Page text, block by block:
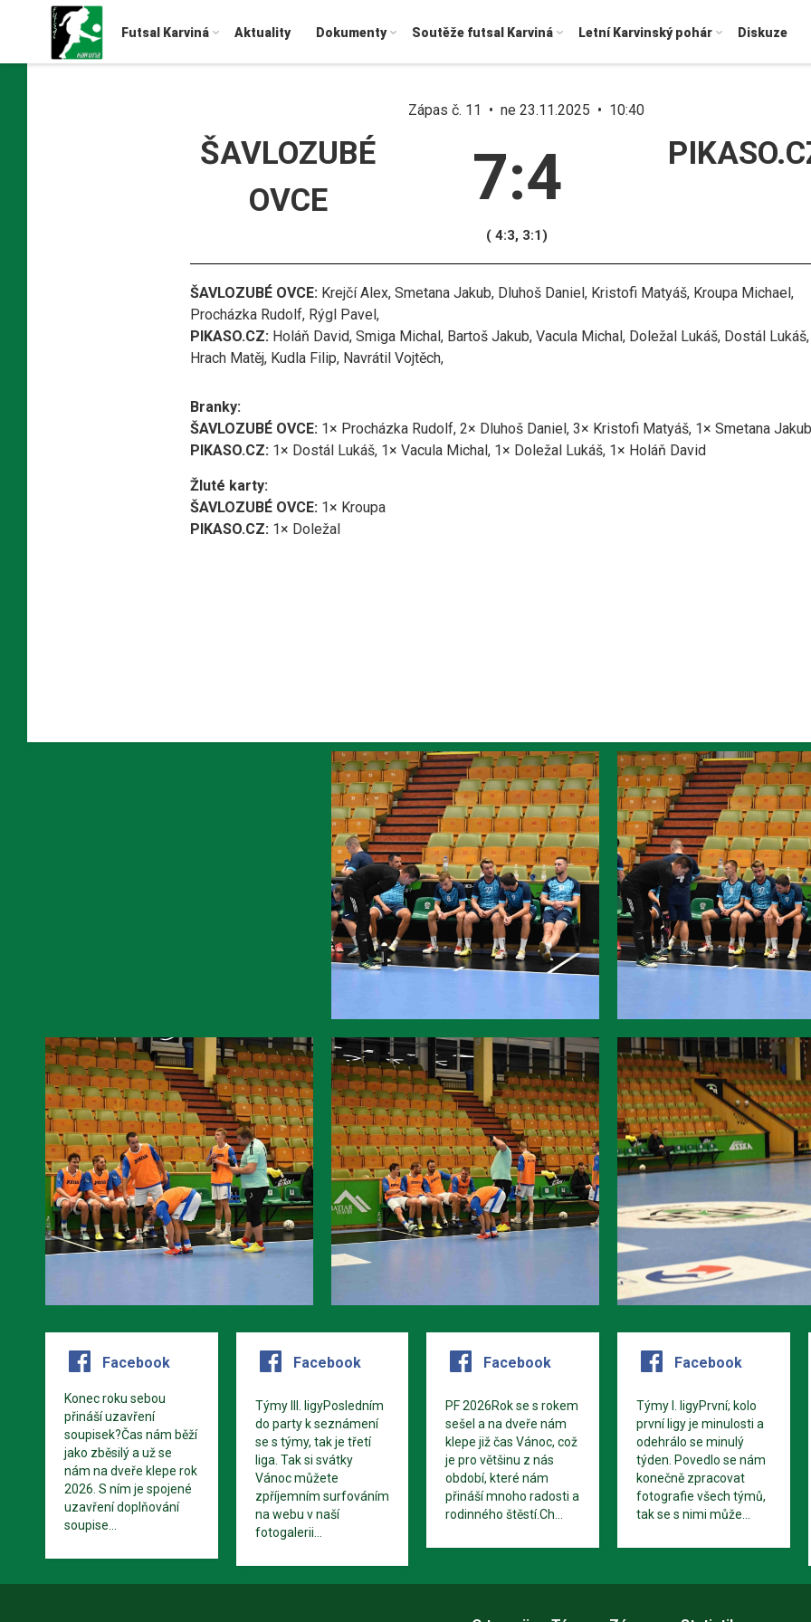
Futsal Karviná Aktuality Dokumenty Soutěže futsal Karviná Letní Karvinský pohár Diskuze
Zápas č. 11 • ne 23.11.2025 • 10:40
ŠAVLOZUBÉ
OVCE
7:4
( 4:3, 3:1)
ŠAVLOZUBÉ OVCE: Krejčí Alex, Smetana Jakub, Dluhoš Daniel, Kristofi Matyáš, Kroupa Michael,
Procházka Rudolf, Rýgl Pavel,
PIKASO.CZ: Holáň David, Smiga Michal, Bartoš Jakub, Vacula Michal, Doležal Lukáš, Dostál Lukáš,
Hrach Matěj, Kudla Filip, Navrátil Vojtěch,
Branky:
ŠAVLOZUBÉ OVCE: 1× Procházka Rudolf, 2× Dluhoš Daniel, 3× Kristofi Matyáš, 1× Smetana Jakub
PIKASO.CZ: 1× Dostál Lukáš, 1× Vacula Michal, 1× Doležal Lukáš, 1× Holáň David
Žluté karty:
ŠAVLOZUBÉ OVCE: 1× Kroupa
PIKASO.CZ: 1× Doležal
Facebook
Konec roku sebou
přináší uzavření
soupisek?Čas nám běží
jako zběsilý a už se
nám na dveře klepe rok
2026. S ním je spojené
uzavření doplňování
soupise...
Facebook
Týmy III. ligyPosledním
do party k seznámení
se s týmy, tak je třetí
liga. Tak si svátky
Vánoc můžete
zpříjemním surfováním
na webu v naší
fotogalerii...
Facebook
PF 2026Rok se s rokem
sešel a na dveře nám
klepe již čas Vánoc, což
je pro většinu z nás
období, které nám
přináší mnoho radosti a
rodinného štěstí.Ch...
Facebook
Týmy I. ligyPrvní; kolo
první ligy je minulosti a
odehrálo se minulý
týden. Povedlo se nám
konečně zpracovat
fotografie všech týmů,
tak se s nimi může...